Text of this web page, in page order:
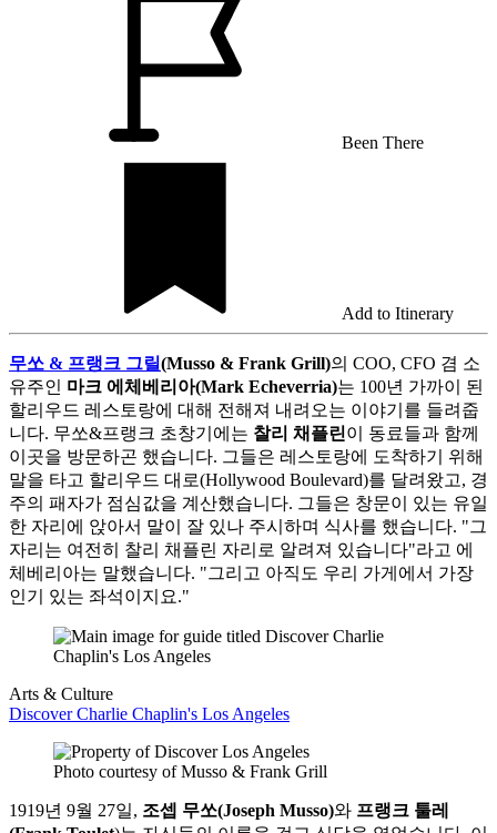
Been There
Add to Itinerary
무쏘 & 프랭크 그릴(Musso & Frank Grill)의 COO, CFO 겸 소
유주인 마크 에체베리아(Mark Echeverria)는 100년 가까이 된
할리우드 레스토랑에 대해 전해져 내려오는 이야기를 들려줍
니다. 무쏘&프랭크 초창기에는 찰리 채플린이 동료들과 함께
이곳을 방문하곤 했습니다. 그들은 레스토랑에 도착하기 위해
말을 타고 할리우드 대로(Hollywood Boulevard)를 달려왔고, 경
주의 패자가 점심값을 계산했습니다. 그들은 창문이 있는 유일
한 자리에 앉아서 말이 잘 있나 주시하며 식사를 했습니다. "그
자리는 여전히 찰리 채플린 자리로 알려져 있습니다"라고 에
체베리아는 말했습니다. "그리고 아직도 우리 가게에서 가장
인기 있는 좌석이지요."
Arts & Culture
Discover Charlie Chaplin's Los Angeles
Photo courtesy of Musso & Frank Grill
1919년 9월 27일, 조셉 무쏘(Joseph Musso)와 프랭크 툴레